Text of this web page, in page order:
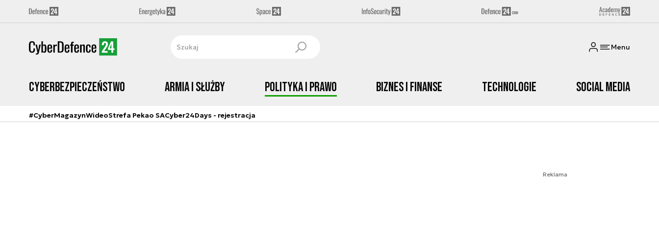
Menu
Cyberbezpieczeństwo Armia i Służby Polityka i prawo Biznes i Finanse Technologie Social media
#CyberMagazynWideoStrefa Pekao SACyber24Days - rejestracja
Reklama